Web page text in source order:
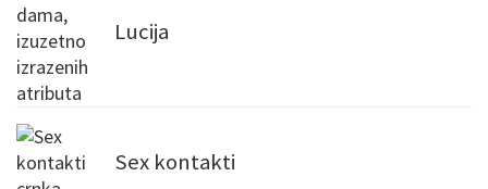
Lucija
Sex kontakti